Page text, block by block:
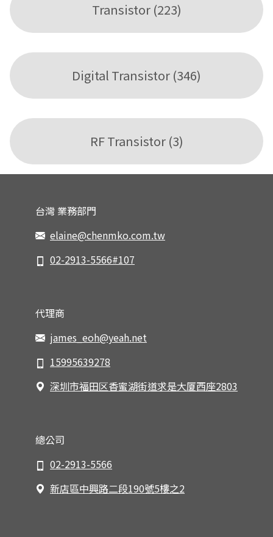
Transistor (223)
Digital Transistor (346)
RF Transistor (3)
台灣 業務部門
elaine@chenmko.com.tw
02-2913-5566#107
代理商
james_eoh@yeah.net
15995639278
深圳市福田区香蜜湖街道求是大厦西座2803
總公司
02-2913-5566
新店區中興路二段190號5樓之2